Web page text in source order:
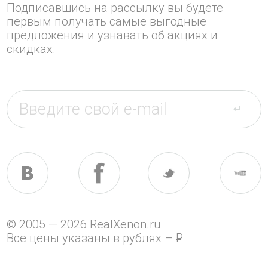
Подписавшись на рассылку вы будете
первым получать самые выгодные
предложения и узнавать об акциях и
скидках.
© 2005 — 2026 RealXenon.ru
Все цены указаны в рублях –P